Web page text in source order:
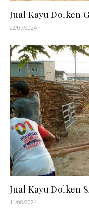
Jual Kayu Dolken
22/07/2024
Jual Kayu Dolken
11/08/2024